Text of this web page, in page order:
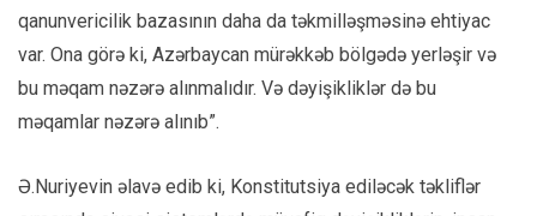
qanunvericilik bazasının daha da təkmilləşməsinə ehtiyac
var. Ona görə ki, Azərbaycan mürəkkəb bölgədə yerləşir və
bu məqam nəzərə alınmalıdır. Və dəyişikliklər də bu
məqamlar nəzərə alınıb”.
Ə.Nuriyevin əlavə edib ki, Konstitutsiya ediləcək təkliflər